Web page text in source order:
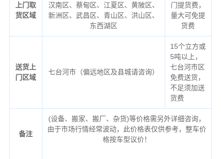
上门取
货区域
汉南区、蔡甸区、江夏区、黄陂区、
新洲区、武昌区、青山区、洪山区、
东西湖区
门提货费，
量大可免提
货费
送货上
门区域
七台河市（偏远地区及县城请咨询）
15个立方或
5吨以上，
七台河市区
免费送货，
不足须加送
货费
备注
(设备、搬家、搬厂、杂货)等价格需另外详细咨询，
由于市场行情经常波动，此价格表仅供参考，整车价
格按车型议价！